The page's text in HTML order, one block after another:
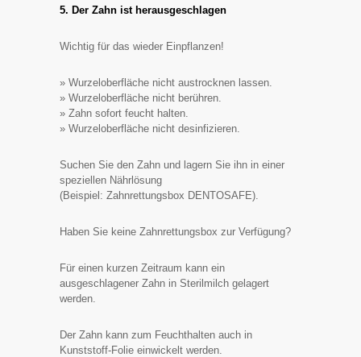
5. Der Zahn ist herausgeschlagen
Wichtig für das wieder Einpflanzen!
» Wurzeloberfläche nicht austrocknen lassen.
» Wurzeloberfläche nicht berühren.
» Zahn sofort feucht halten.
» Wurzeloberfläche nicht desinfizieren.
Suchen Sie den Zahn und lagern Sie ihn in einer
speziellen Nährlösung
(Beispiel: Zahnrettungsbox DENTOSAFE).
Haben Sie keine Zahnrettungsbox zur Verfügung?
Für einen kurzen Zeitraum kann ein
ausgeschlagener Zahn in Sterilmilch gelagert
werden.
Der Zahn kann zum Feuchthalten auch in
Kunststoff-Folie einwickelt werden.